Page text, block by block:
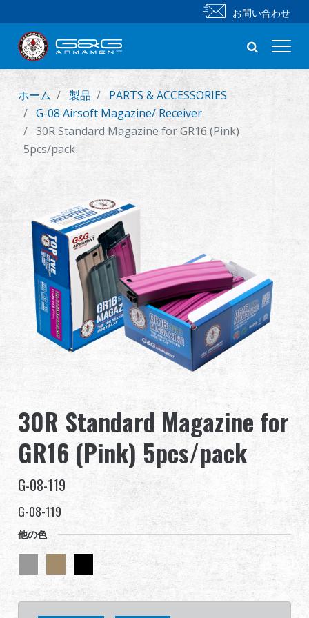
新製品
小銃
部品 & 付属品
BB 弾
射撃訓練シリーズ
グローバル販売
私たちについて
競技会とイベント
繁體中文 English (US)
Français 日本語
お問い合わせ
ホーム 製品
PARTS & ACCESSORIES
G-08 Airsoft Magazine/ Receiver
30R Standard Magazine for GR16 (Pink)
5pcs/pack
30R Standard Magazine for
GR16 (Pink) 5pcs/pack
G-08-119
G-08-119
他の色